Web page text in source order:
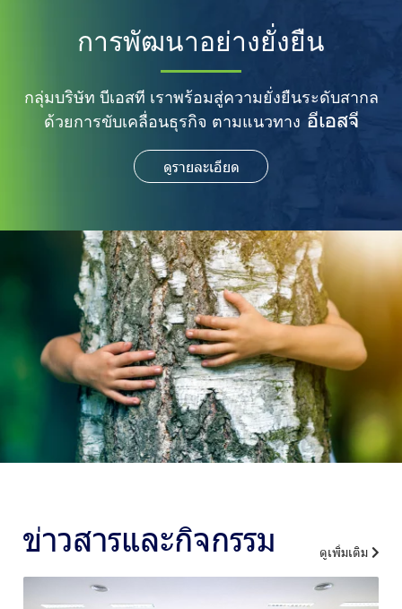
การพัฒนาอย่างยั่งยืน
กลุ่มบริษัท บีเอสที เราพร้อมสู่ความยั่งยืนระดับสากล
ด้วยการขับเคลื่อนธุรกิจ ตามแนวทาง อีเอสจี
ดูรายละเอียด
ข่าวสารและกิจกรรม ดูเพิ่มเติม